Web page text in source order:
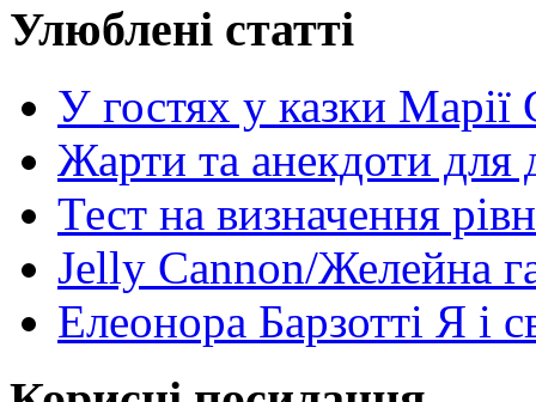
Улюблені статті
У гостях у казки
Жарти та анекдоти для
Тест на визначення
Jelly Cannon/Желейна
Елеонора Барзотті Я і